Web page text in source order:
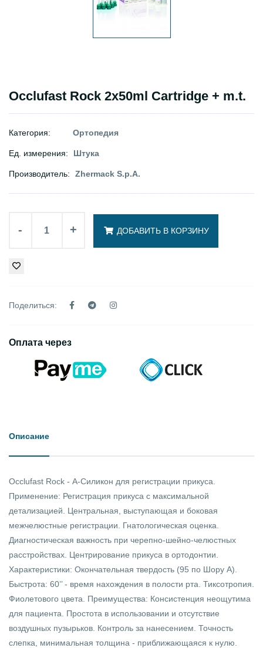
Occlufast Rock 2x50ml Cartridge + m.t.
Категория: Ортопедия
Ед. измерения: Штука
Производитель: Zhermack S.p.A.
- + ДОБАВИТЬ В КОРЗИНУ
Поделиться:
Оплата через
Описание
Occlufast Rock - А-Силикон для регистрации прикуса.
Применение: Регистрация прикуса с максимальной
детализацией. Центральная, выступающая и боковая
межчелюстные регистрации. Гнатологическая оценка.
Диагностическая важность при черепно-шейно-челюстных
расстройствах. Центрирование прикуса в ортодонтии.
Характеристики: Окончательная твердость (95 по Шору А).
Быстрота: 60’’ - время нахождения в полости рта. Тиксотропия.
Фиолетового цвета. Преимущества: Консистенция неощутима
для пациента. Простота в использовании и отсутствие
воздушных пузырьков. Контроль за нанесением. Точность
слепка, минимальная толщина - приближающаяся к нулю.